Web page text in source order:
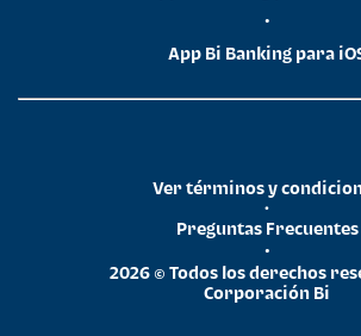
•
App Bi Banking para
2026 © Todos los derechos
Corporación Bi
•
Preguntas Frecuentes
•
Ver términos y